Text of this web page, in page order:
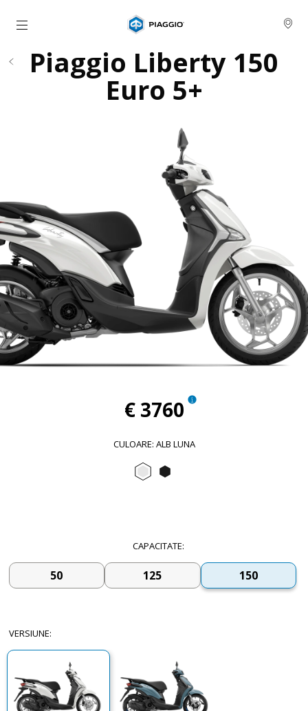
Alege continutul principal
Piaggio Liberty 150
Euro 5+
€ 3760
CULOARE: ALB LUNA
Alb Luna
CAPACITATE:
50 125 150
VERSIUNE: